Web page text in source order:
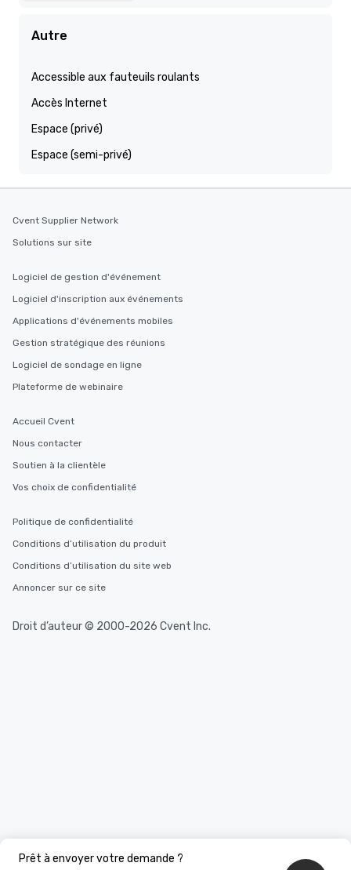
Autre
Accessible aux fauteuils roulants
Accès Internet
Espace (privé)
Espace (semi-privé)
Prêt à envoyer votre demande ?
Cvent Supplier Network
Solutions sur site
Logiciel de gestion d'événement
Logiciel d'inscription aux événements
Applications d'événements mobiles
Gestion stratégique des réunions
Logiciel de sondage en ligne
Plateforme de webinaire
Accueil Cvent
Nous contacter
Soutien à la clientèle
Vos choix de confidentialité
Politique de confidentialité
Conditions d’utilisation du produit
Conditions d’utilisation du site web
Annoncer sur ce site
Droit d’auteur © 2000-2026 Cvent Inc.